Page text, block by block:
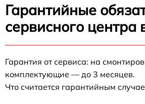
Гарантийные
сервисного центра
Гарантия от сервиса: на
комплектующие — до 3 месяцев.
Что считается гарантийным